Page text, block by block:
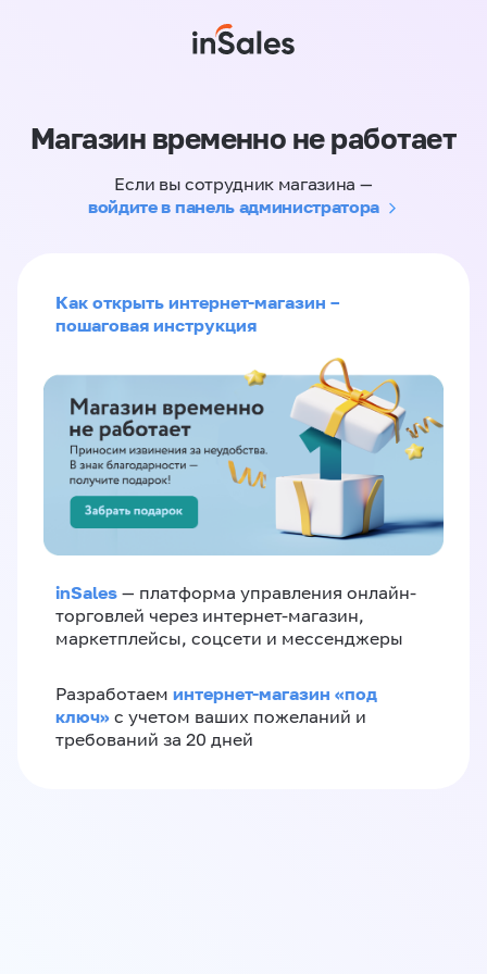
Магазин временно не работает
Если вы сотрудник магазина —
войдите в панель администратора
Как открыть интернет-магазин –
пошаговая инструкция
inSales — платформа управления онлайн-
торговлей через интернет-магазин,
маркетплейсы, соцсети и мессенджеры
Разработаем интернет-магазин «‎под
ключ»‎ с учетом ваших пожеланий и
требований за 20 дней